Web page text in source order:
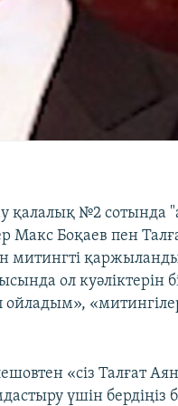
қалалық №2 сотында
Макс Боқаев пен
митингті
ол куәліктерін
ойладым»,
«сіз Талғат
үшін бердіңіз